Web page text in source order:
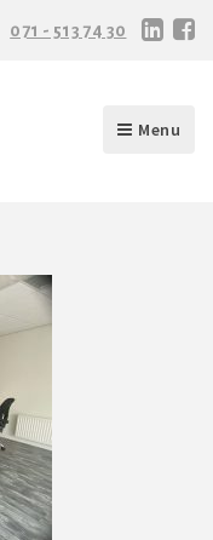
071 - 513 74 30
Menu